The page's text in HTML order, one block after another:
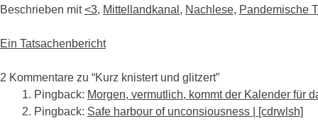
Beschrieben mit<3, Mittellandkanal , Nachlese, Pandemische
Post
Ein Tatsachenbericht
2 Kommentare zu “Kurz knistert und glitzert”
Pingback: Morgen, vermutlich, kommt der Kalender für
Pingback: Safe harbour of unconsiousness | [cdrwlsh]